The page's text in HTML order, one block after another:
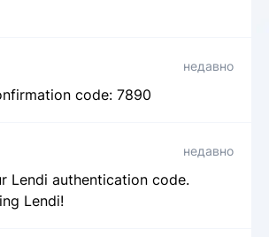
недавно
code: 7890
недавно
Lendi authentication code.
Lendi!